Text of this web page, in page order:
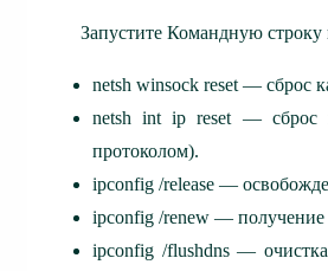
Запустите Командную
netsh winsock reset — сброс
netsh int ip reset — сброс
протоколом).
ipconfig /release —
ipconfig /renew — получение
ipconfig /flushdns —